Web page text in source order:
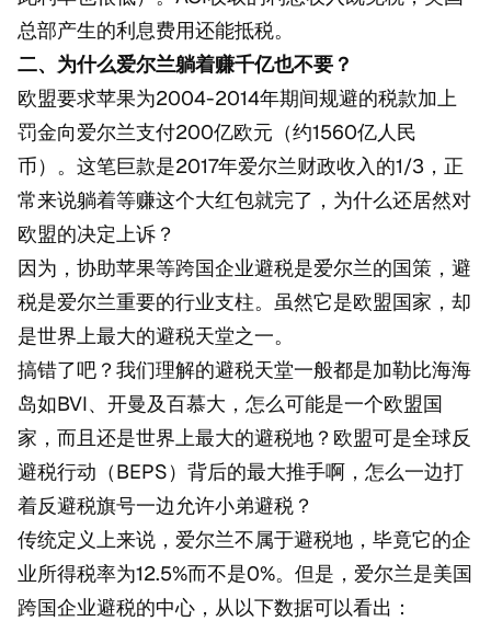
总部产生的利息费用还能抵税。
二、为什么爱尔兰躺着赚千亿也不要？
欧盟要求苹果为2004-2014年期间规避的税款加上
罚金向爱尔兰支付200亿欧元（约1560亿人民
币）。这笔巨款是2017年爱尔兰财政收入的1/3，正
常来说躺着等赚这个大红包就完了，为什么还居然对
欧盟的决定上诉？
因为，协助苹果等跨国企业避税是爱尔兰的国策，避
税是爱尔兰重要的行业支柱。虽然它是欧盟国家，却
是世界上最大的避税天堂之一。
搞错了吧？我们理解的避税天堂一般都是加勒比海海
岛如BVI、开曼及百慕大，怎么可能是一个欧盟国
家，而且还是世界上最大的避税地？欧盟可是全球反
避税行动（BEPS）背后的最大推手啊，怎么一边打
着反避税旗号一边允许小弟避税？
传统定义上来说，爱尔兰不属于避税地，毕竟它的企
业所得税率为12.5%而不是0%。但是，爱尔兰是美国
跨国企业避税的中心，从以下数据可以看出：